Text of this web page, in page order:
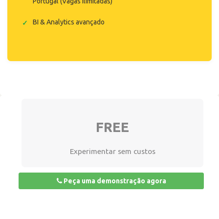
BI & Analytics avançado
FREE
Experimentar sem custos
Peça uma demonstração agora